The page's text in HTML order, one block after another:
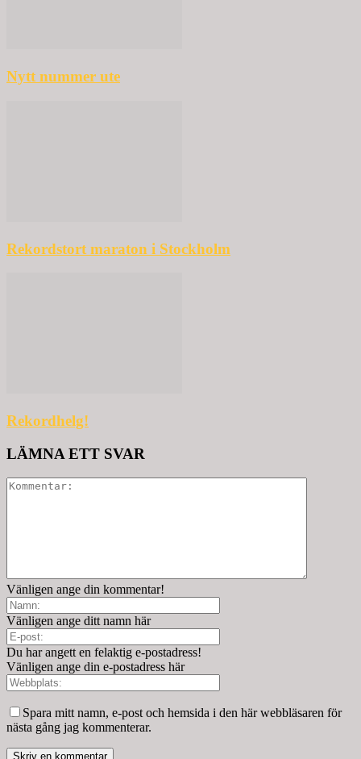
Nytt nummer ute
Rekordstort maraton i Stockholm
Rekordhelg!
LÄMNA ETT SVAR
Vänligen ange din kommentar!
Vänligen ange ditt namn här
Du har angett en felaktig e-postadress!
Vänligen ange din e-postadress här
Spara mitt namn, e-post och hemsida i den här webbläsaren för
nästa gång jag kommenterar.